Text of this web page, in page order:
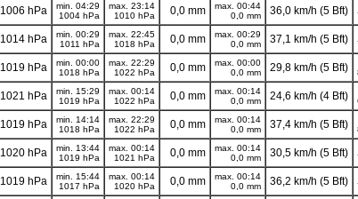
1006 hPa
min. 04:29
1004 hPa
max. 23:14
1010 hPa
0,0 mm
max. 00:44
0,0 mm
36,0 km/h (5 Bft)
1014 hPa
min. 00:29
1011 hPa
max. 22:45
1018 hPa
0,0 mm
max. 00:29
0,0 mm
37,1 km/h (5 Bft)
1019 hPa
min. 00:00
1018 hPa
max. 22:29
1022 hPa
0,0 mm
max. 00:00
0,0 mm
29,8 km/h (5 Bft)
1021 hPa
min. 15:29
1019 hPa
max. 00:14
1022 hPa
0,0 mm
max. 00:14
0,0 mm
24,6 km/h (4 Bft)
1019 hPa
min. 14:14
1018 hPa
max. 22:29
1022 hPa
0,0 mm
max. 00:14
0,0 mm
37,4 km/h (5 Bft)
1020 hPa
min. 13:44
1019 hPa
max. 00:14
1021 hPa
0,0 mm
max. 00:14
0,0 mm
30,5 km/h (5 Bft)
1019 hPa
min. 15:44
1017 hPa
max. 00:14
1020 hPa
0,0 mm
max. 00:14
0,0 mm
36,2 km/h (5 Bft)